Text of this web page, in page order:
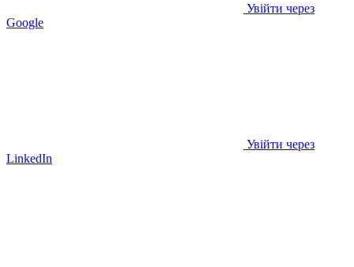
Увійти через
Google
Увійти через
LinkedIn